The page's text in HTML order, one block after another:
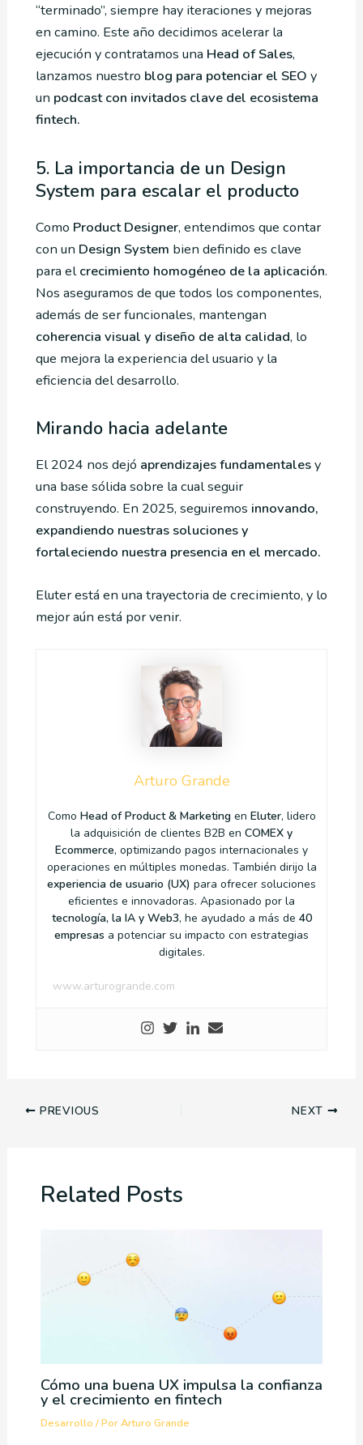
“terminado”, siempre hay iteraciones y mejoras
en camino. Este año decidimos acelerar la
ejecución y contratamos una Head of Sales,
lanzamos nuestro blog para potenciar el SEO y
un podcast con invitados clave del ecosistema
fintech.
5. La importancia de un Design
System para escalar el producto
Como Product Designer, entendimos que contar
con un Design System bien definido es clave
para elcrecimiento homogéneo de la aplicación.
Nos aseguramos de que todos los componentes,
además de ser funcionales, mantengan
coherencia visual y diseño de alta calidad, lo
que mejora la experiencia del usuario y la
eficiencia del desarrollo.
Mirando hacia adelante
El 2024 nos dejó aprendizajes fundamentalesy
una base sólida sobre la cual seguir
construyendo. En 2025, seguiremos innovando,
expandiendo nuestras soluciones y
fortaleciendo nuestra presencia en el mercado.
Eluter está en una trayectoria de crecimiento, y lo
mejor aún está por venir.
Arturo Grande
Como Head of Product & Marketingen Eluter, lidero
la adquisición de clientes B2B en COMEX y
Ecommerce, optimizando pagos internacionales y
operaciones en múltiples monedas. También dirijo la
experiencia de usuario (UX) para ofrecer soluciones
eficientes e innovadoras. Apasionado por la
tecnología, la IA y Web3, he ayudado a más de 40
empresas a potenciar su impacto con estrategias
digitales.
www.arturogrande.com
PREVIOUS NEXT
Related Posts
Cómo una buena UX impulsa la confianza
y el crecimiento en fintech
Desarrollo / PorArturo Grande